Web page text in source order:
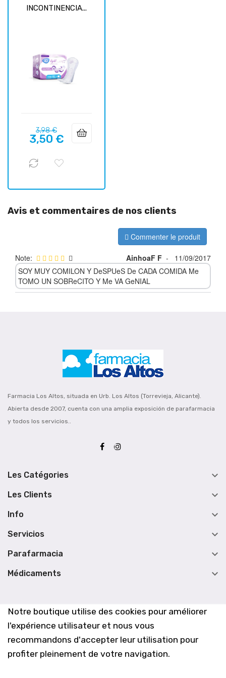
Notre boutique utilise des cookies pour améliorer
l'expérience utilisateur et nous vous
recommandons d'accepter leur utilisation pour
profiter pleinement de votre navigation.
INCONTINENCIA...
Prix
habituel
3,98 €Prix
3,50 €
Avis et commentaires de nos clients
Commenter le produit
Note: AinhoaF F -
11/09/2017
SOY MUY COMILON Y DeSPUeS De CADA COMIDA Me
TOMO UN SOBReCITO Y Me VA GeNIAL
Farmacia Los Altos, situada en Urb. Los Altos (Torrevieja, Alicante).
Abierta desde 2007, cuenta con una amplia exposición de parafarmacia
y todos los servicios..
Les Catégories 
Les Clients 
Info 
Servicios 
Parafarmacia 
Médicaments 